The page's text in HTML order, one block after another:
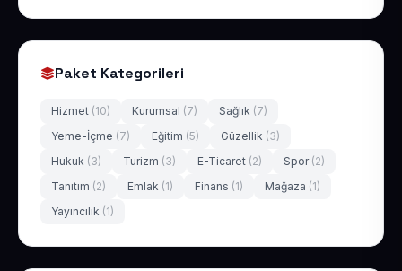
Paket Kategorileri
Hizmet (10) Kurumsal (7) Sağlık (7)
Yeme-İçme (7) Eğitim (5) Güzellik (3)
Hukuk (3) Turizm (3) E-Ticaret (2) Spor (2)
Tanıtım (2) Emlak (1) Finans (1) Mağaza (1)
Yayıncılık (1)